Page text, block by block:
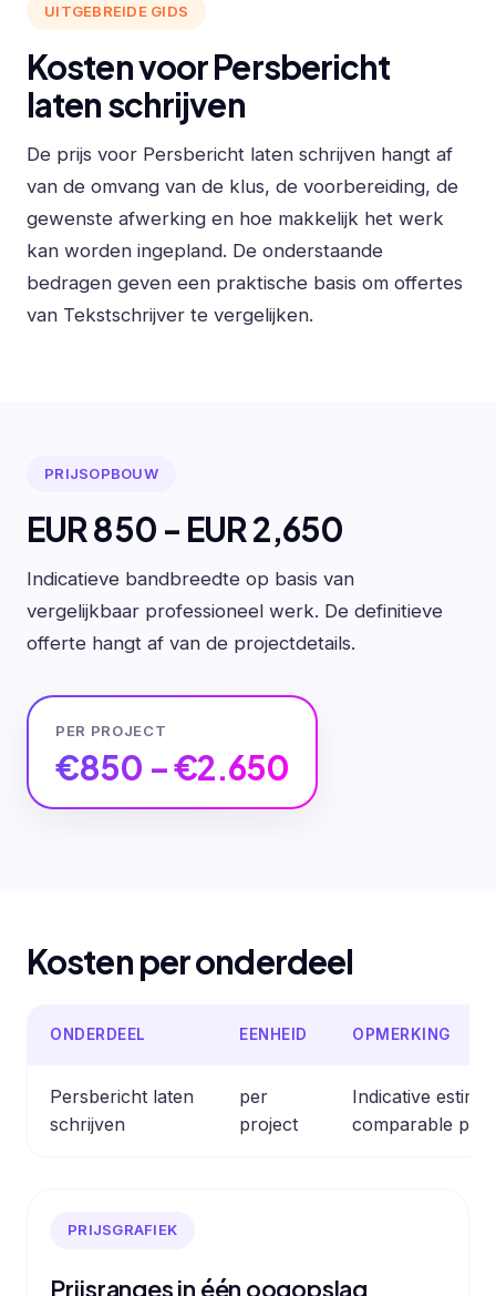
UITGEBREIDE GIDS
Kosten voor Persbericht
laten schrijven
De prijs voor Persbericht laten schrijven hangt af
van de omvang van de klus, de voorbereiding, de
gewenste afwerking en hoe makkelijk het werk
kan worden ingepland. De onderstaande
bedragen geven een praktische basis om offertes
van Tekstschrijver te vergelijken.
PRIJSOPBOUW
EUR 850 - EUR 2,650
Indicatieve bandbreedte op basis van
vergelijkbaar professioneel werk. De definitieve
offerte hangt af van de projectdetails.
PER PROJECT
€850 – €2.650
Kosten per onderdeel
ONDERDEEL EENHEID OPMERKING
Persbericht laten
schrijven
per
project
Indicative
comparable
PRIJSGRAFIEK
Prijsranges in één oogopslag